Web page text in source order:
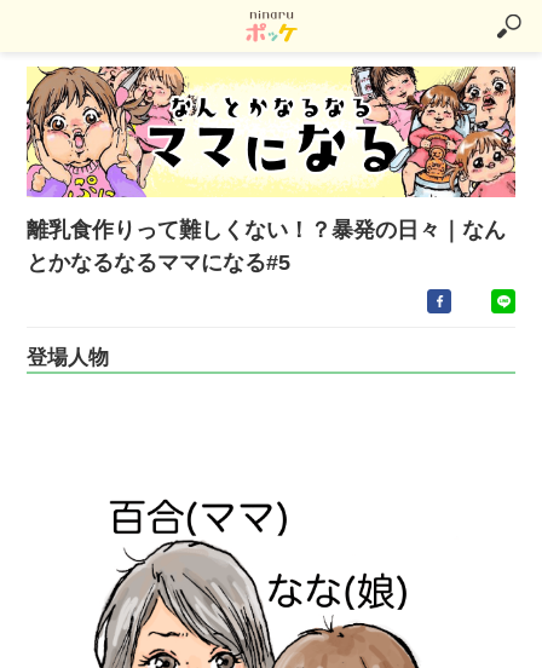
離乳食作りって難しくない！？暴発の日々｜なん
とかなるなるママになる#5
登場人物